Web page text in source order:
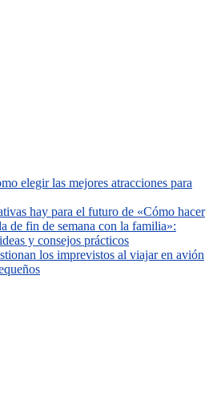
elegir las mejores atracciones para
hay para el futuro de «Cómo hacer
de fin de semana con la familia»:
y consejos prácticos
los imprevistos al viajar en avión